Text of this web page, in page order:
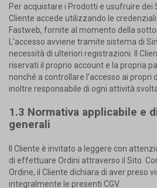
Per acquistare i Prodotti e usufruire dei
Cliente accede utilizzando le
Fastweb, fornite al momento della
L'accesso avviene tramite sistema di
necessità di ulteriori registrazioni. Il
riservati il proprio account e la propria
nonché a controllare l’accesso ai propri
inoltre responsabile di ogni attività
1.3 Normativa applicabile e
generali
Il Cliente è invitato a leggere con
di effettuare Ordini attraverso il Sito.
Ordine, il Cliente dichiara di aver preso
integralmente le presenti CGV.